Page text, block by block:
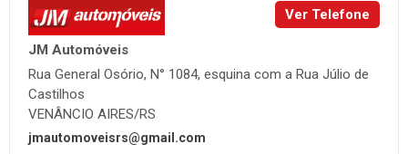
Ver Telefone
JM Automóveis
Rua General Osório, N° 1084, esquina com a Rua Júlio de
Castilhos
VENÂNCIO AIRES/RS
jmautomoveisrs@gmail.com